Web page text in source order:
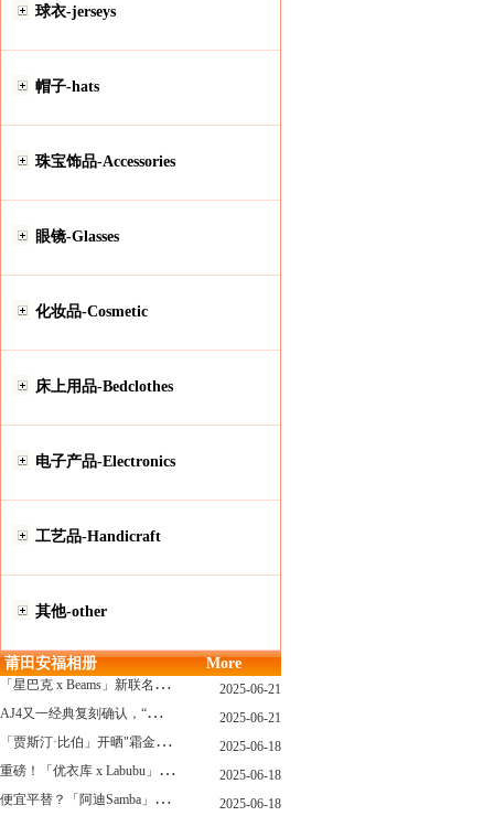
球衣-jerseys
帽子-hats
珠宝饰品-Accessories
眼镜-Glasses
化妆品-Cosmetic
床上用品-Bedclothes
电子产品-Electronics
工艺品-Handicraft
其他-other
莆田安福相册 More
「
星巴克 x Beams」新联名系列曝光，定档发售！ 2025-06-21
A
J4又一经典复刻确认，“黑猫”配色发售日公布了！ 2025-06-21
「
贾斯汀·比伯」开晒"霜金爱彼AP"皇家橡树，破产？不可能的... 2025-06-18
重
磅！「优衣库 x Labubu」联名2.0计划曝光，单品清单泄露！ 2025-06-18
便
宜平替？「阿迪Samba」特别款"珍珠蕾丝"曝光，确认发售！ 2025-06-18